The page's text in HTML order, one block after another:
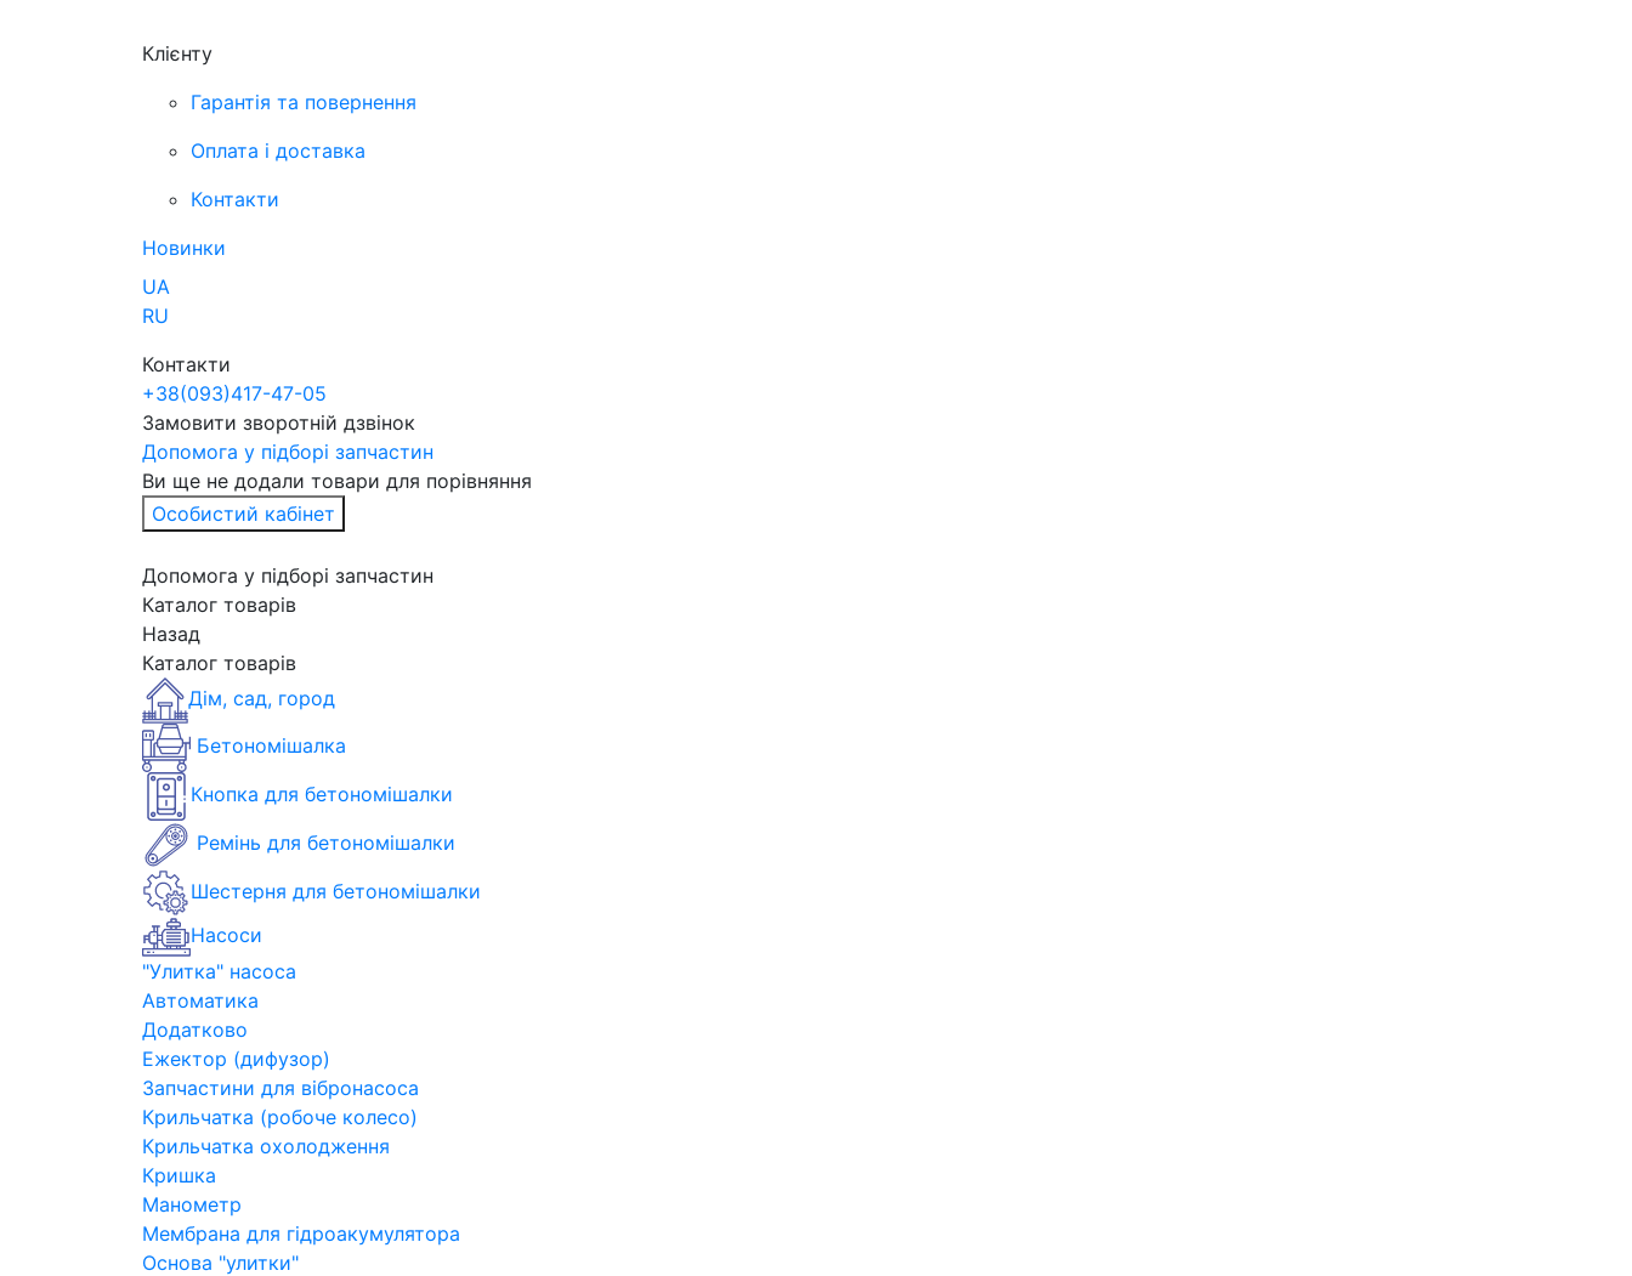
Клієнту
Гарантія та повернення
Оплата і доставка
Контакти
Новинки
UA
RU
Контакти
+38(093)417-47-05
Замовити зворотній дзвінок
Допомога у підборі запчастин
Ви ще не додали товари для порівняння
Особистий кабінет
Допомога у підборі запчастин
Каталог товарів
Назад
Каталог товарів
Дім, сад, город
Бетономішалка
Кнопка для бетономішалки
Ремінь для бетономішалки
Шестерня для бетономішалки
Насоси
"Улитка" насоса
Автоматика
Додатково
Ежектор (дифузор)
Запчастини для вібронасоса
Крильчатка (робоче колесо)
Крильчатка охолодження
Кришка
Манометр
Мембрана для гідроакумулятора
Основа "улитки"